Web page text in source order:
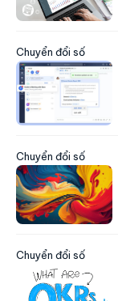
Chuyển đổi số
Chuyển đổi số
Chuyển đổi số